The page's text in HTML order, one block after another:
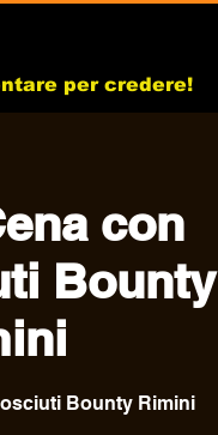
per credere!
con
Bounty
Bounty Rimini